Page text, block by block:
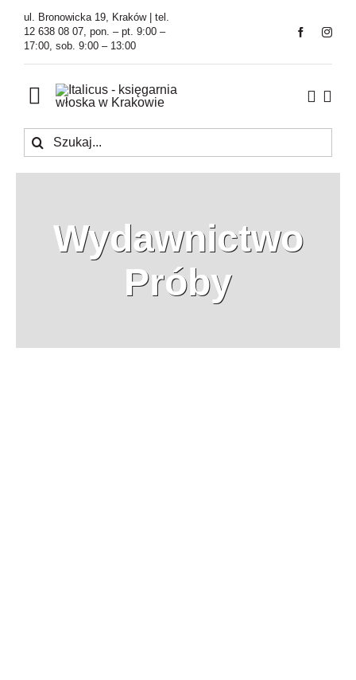
Przejdź
zawartości
ul. Bronowicka 19, Kraków | tel.
12 638 08 07, pon. – pt. 9:00 –
17:00, sob. 9:00 – 13:00
Toggle
Navigation
Księgarnia
Tłumaczenia
Szukaj
Wydawnictwo
Próby